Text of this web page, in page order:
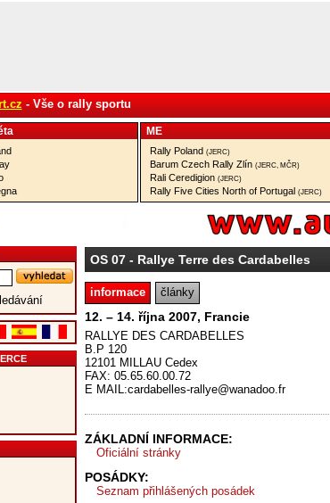
- Vše o rally sportu
ME
Rally Poland (JERC)
Barum Czech Rally Zlín (JERC, MČR)
Rali Ceredigion (JERC)
Rally Five Cities North of Portugal (JERC)
OS 07- Rallye Terre des Cardabelles
informace články
12. – 14. října 2007, Francie
RALLYE DES CARDABELLES
B.P 120
12101 MILLAU Cedex
FAX: 05.65.60.00.72
E MAIL:cardabelles-rallye@wanadoo.fr
ZÁKLADNÍ INFORMACE:
Oficiální stránky
POSÁDKY:
Seznam přihlášených posádek